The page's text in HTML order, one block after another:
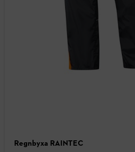
Regnbyxa RAINTEC